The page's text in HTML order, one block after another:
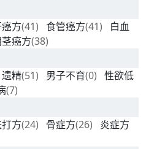
方(41) 食管癌方(41)
白血
癌方(38)
遗精(51) 男子不育(0) 性欲低
(7)
方(24) 骨症方(26)
炎症方